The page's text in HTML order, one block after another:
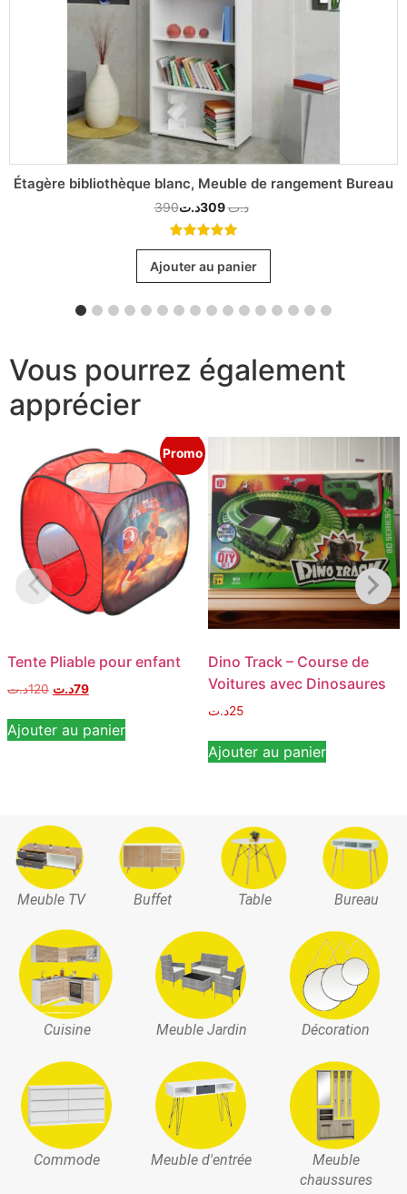
Étagère bibliothèque blanc, Meuble de rangement Bureau
390 د.ت309د.ت
5.00out
of 5
Ajouter au panier
Vous pourrez également
apprécier
Promo
Tente Pliable pour enfant
120د.ت 79د.ت
Ajouter au panier
Dino Track – Course de
Voitures avec Dinosaures
25د.ت
Ajouter au panier
Meuble TV Buffet Table Bureau
Cuisine Meuble Jardin Décoration
Commode Meuble d'entrée
Meuble
chaussures